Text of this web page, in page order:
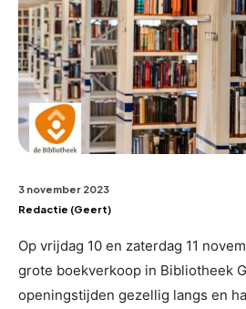
3 november 2023
Redactie (Geert)
Op vrijdag 10 en zaterdag 11
grote boekverkoop in Bibliotheek
openingstijden gezellig langs en